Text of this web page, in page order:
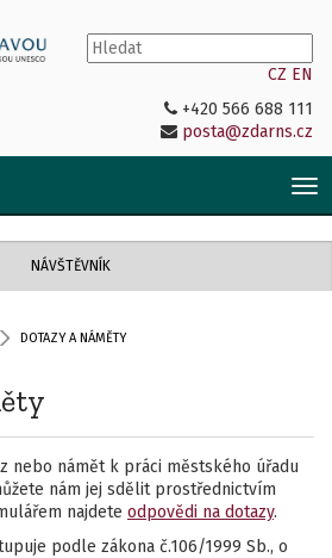
CZ EN
+420 566 688 111
posta@zdarns.cz
NÁVŠTĚVNÍK
DOTAZY A NÁMĚTY
nebo námět k práci městského úřadu
nám jej sdělit prostřednictvím
najdete odpovědi na dotazy.
podle zákona č.106/1999 Sb., o